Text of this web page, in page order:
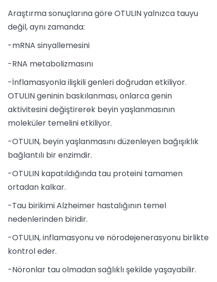
Araştırma sonuçlarına göre OTULIN yalnızca tauyu
değil, aynı zamanda:
-mRNA sinyallemesini
-RNA metabolizmasını
-İnflamasyonla ilişkili genleri doğrudan etkiliyor.
OTULIN geninin baskılanması, onlarca genin
aktivitesini değiştirerek beyin yaşlanmasının
moleküler temelini etkiliyor.
-OTULIN, beyin yaşlanmasını düzenleyen bağışıklık
bağlantılı bir enzimdir.
-OTULIN kapatıldığında tau proteini tamamen
ortadan kalkar.
-Tau birikimi Alzheimer hastalığının temel
nedenlerinden biridir.
-OTULIN, inflamasyonu ve nörodejenerasyonu birlikte
kontrol eder.
-Nöronlar tau olmadan sağlıklı şekilde yaşayabilir.